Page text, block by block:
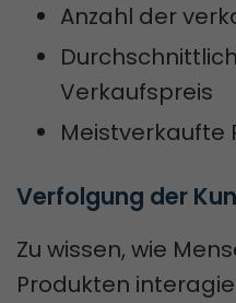
Anzahl der
Verkaufspreis
Meistverkaufte
Verfolgung der
Zu wissen, wie
Produkten